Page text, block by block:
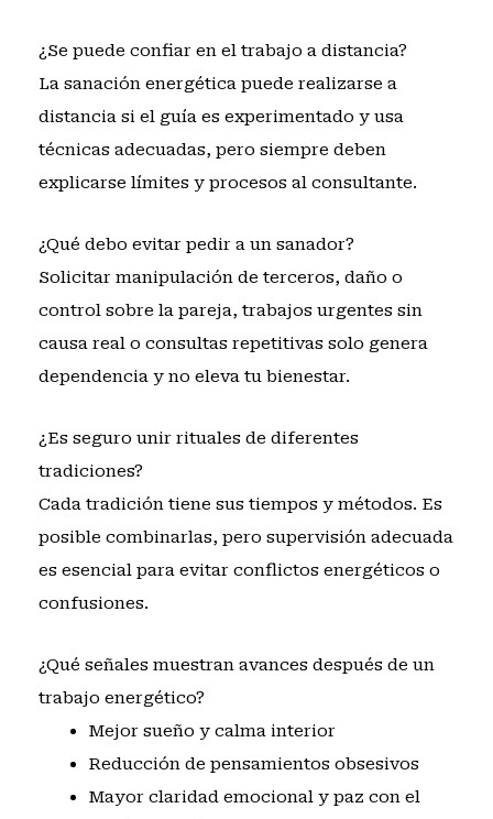
¿Se puede confiar en el trabajo a distancia?
La sanación energética puede realizarse a
distancia si el guía es experimentado y usa
técnicas adecuadas, pero siempre deben
explicarse límites y procesos al consultante.
¿Qué debo evitar pedir a un sanador?
Solicitar manipulación de terceros, daño o
control sobre la pareja, trabajos urgentes sin
causa real o consultas repetitivas solo genera
dependencia y no eleva tu bienestar.
¿Es seguro unir rituales de diferentes
tradiciones?
Cada tradición tiene sus tiempos y métodos. Es
posible combinarlas, pero supervisión adecuada
es esencial para evitar conflictos energéticos o
confusiones.
¿Qué señales muestran avances después de un
trabajo energético?
Mejor sueño y calma interior
Reducción de pensamientos obsesivos
Mayor claridad emocional y paz con el